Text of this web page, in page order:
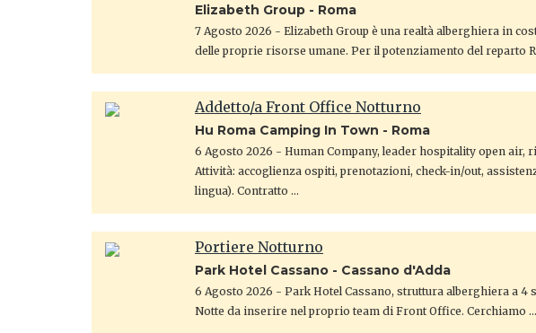
Elizabeth Group - Roma
7 Agosto 2026 - Elizabeth Group è una realtà alberghiera in
delle proprie risorse umane. Per il potenziamento del reparto
Addetto/a Front Office Notturno
Hu Roma Camping In Town - Roma
6 Agosto 2026 - Human Company, leader hospitality open air,
Attività: accoglienza ospiti, prenotazioni, check-in/out,
lingua). Contratto …
Portiere Notturno
Park Hotel Cassano - Cassano d'Adda
6 Agosto 2026 - Park Hotel Cassano, struttura alberghiera a 4
Notte da inserire nel proprio team di Front Office. Cerchiamo …